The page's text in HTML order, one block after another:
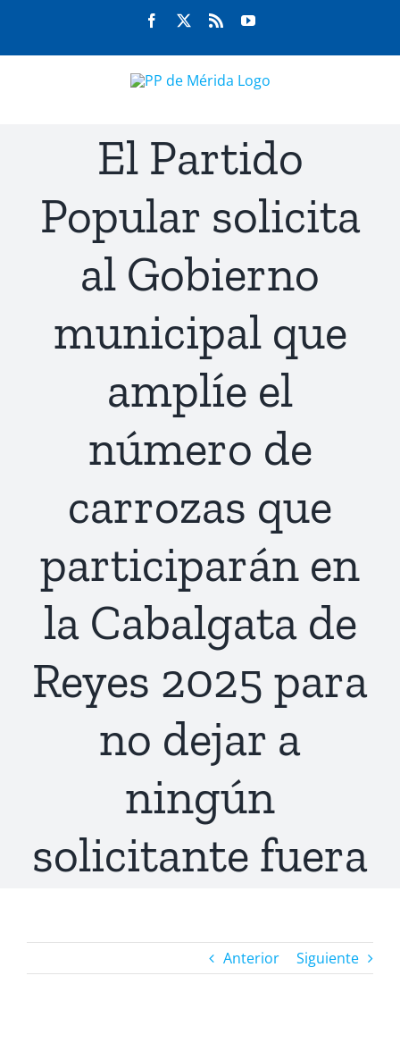
contenido
Facebook
Twitter Rss YouTube
El Partido
Popular solicita
al Gobierno
municipal que
amplíe el
número de
carrozas que
participarán en
la Cabalgata de
Reyes 2025 para
no dejar a
ningún
solicitante fuera
Anterior Siguiente